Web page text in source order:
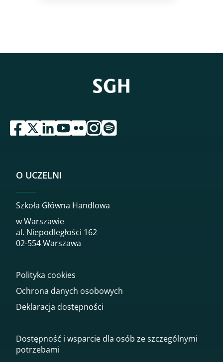
przejdź do serwisu facebook sgh
przejdź do serwisu twitter sgh
przejdź do serwisu linkedin sgh
przejdź do serwisu youtube sgh
przejdź do serwisu flickr sgh
przejdź do serwisu instagram sgh
przejdź do serwisu spotify sgh
O UCZELNI
Szkoła Główna Handlowa
w Warszawie
al. Niepodległości 162
02-554 Warszawa
Polityka cookies
Ochrona danych osobowych
Deklaracja dostępności
Dostępność i wsparcie dla osób ze szczególnymi
potrzebami